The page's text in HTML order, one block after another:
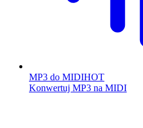
MP3 do MIDIHOT
Konwertuj MP3 na MIDI